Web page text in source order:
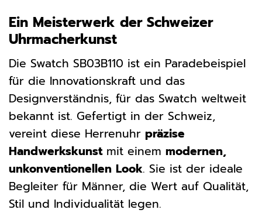
Ein Meisterwerk der Schweizer
Uhrmacherkunst
Die Swatch SB03B110 ist ein Paradebeispiel
für die Innovationskraft und das
Designverständnis, für das Swatch weltweit
bekannt ist. Gefertigt in der Schweiz,
vereint diese Herrenuhr präzise
Handwerkskunstmit einem modernen,
unkonventionellen Look. Sie ist der ideale
Begleiter für Männer, die Wert auf Qualität,
Stil und Individualität legen.